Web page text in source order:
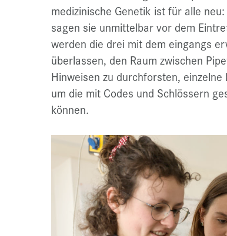
medizinische Genetik ist für alle
sagen sie unmittelbar vor dem
werden die drei mit dem eingangs
überlassen, den Raum zwischen
Hinweisen zu durchforsten,
um die mit Codes und Schlössern
können.